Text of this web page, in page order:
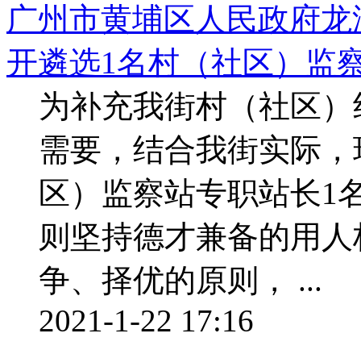
广州市黄埔区人民政府
开遴选1名村（社区）监
为补充我街村（社区
需要，结合我街实际
区）监察站专职站长1
则坚持德才兼备的用
争、择优的原则， ...
2021-1-22 17:16